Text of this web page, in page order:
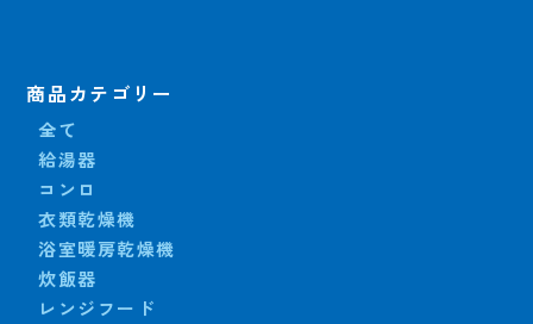
商品カテゴリー
全て
給湯器
コンロ
衣類乾燥機
浴室暖房乾燥機
炊飯器
レンジフード